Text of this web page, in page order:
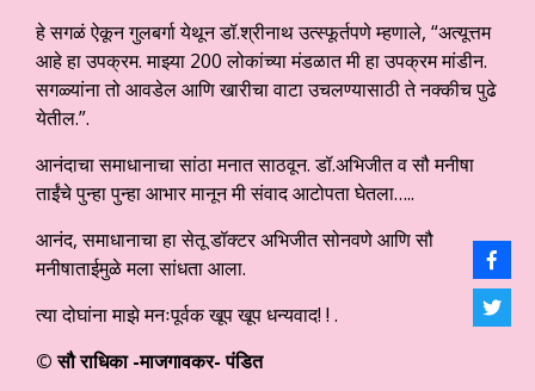
हे सगळं ऐकून गुलबर्गा येथून डॉ.श्रीनाथ उत्स्फूर्तपणे म्हणाले, “अत्यूत्तम
आहे हा उपक्रम. माझ्या 200 लोकांच्या मंडळात मी हा उपक्रम मांडीन.
सगळ्यांना तो आवडेल आणि खारीचा वाटा उचलण्यासाठी ते नक्कीच पुढे
येतील.”.
आनंदाचा समाधानाचा सांठा मनात साठवून. डॉ.अभिजीत व सौ मनीषा
ताईंचे पुन्हा पुन्हा आभार मानून मी संवाद आटोपता घेतला…..
आनंद, समाधानाचा हा सेतू डॉक्टर अभिजीत सोनवणे आणि सौ
मनीषाताईमुळे मला सांधता आला.
त्या दोघांना माझे मनःपूर्वक खूप खूप धन्यवाद! ! .
© सौ राधिका -माजगावकर- पंडित